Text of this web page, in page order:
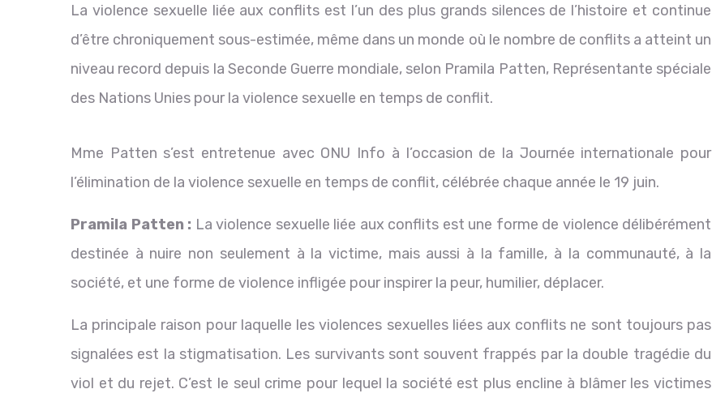
La violence sexuelle liée aux conflits est l’un des plus grands silences de l’histoire et continue
d’être chroniquement sous-estimée, même dans un monde où le nombre de conflits a atteint un
niveau record depuis la Seconde Guerre mondiale, selon Pramila Patten, Représentante spéciale
des Nations Unies pour la violence sexuelle en temps de conflit.
Mme Patten s’est entretenue avec ONU Info à l’occasion de la Journée internationale pour
l’élimination de la violence sexuelle en temps de conflit, célébrée chaque année le 19 juin.
Pramila Patten : La violence sexuelle liée aux conflits est une forme de violence délibérément
destinée à nuire non seulement à la victime, mais aussi à la famille, à la communauté, à la
société, et une forme de violence infligée pour inspirer la peur, humilier, déplacer.
La principale raison pour laquelle les violences sexuelles liées aux conflits ne sont toujours pas
signalées est la stigmatisation. Les survivants sont souvent frappés par la double tragédie du
viol et du rejet. C’est le seul crime pour lequel la société est plus encline à blâmer les victimes